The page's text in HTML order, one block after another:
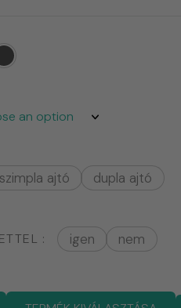
szimpla ajtó dupla ajtó
igen nem